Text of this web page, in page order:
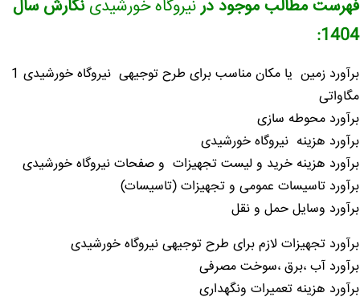
فهرست مطالب موجود درنیروگاه خورشیدینگارش سال
1404:
برآورد زمین یا مکان مناسب برای طرح توجیهی نیروگاه خورشیدی 1
مگاواتی
برآورد محوطه سازی
برآورد هزینه نیروگاه خورشیدی
برآورد هزینه خرید و لیست تجهیزات و صفحات نیروگاه خورشیدی
برآورد تاسیسات عمومی و تجهیزات (تاسیسات)
برآورد وسایل حمل و نقل
برآورد تجهیزات لازم برای طرح توجیهی نیروگاه خورشیدی
برآورد آب ،برق ،سوخت مصرفی
برآورد هزینه تعمیرات ونگهداری